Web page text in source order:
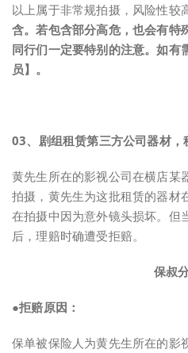
以上属于非常规拍摄，风险性较
含。若包含部分高危，也会有特
同行们一定要特别的注意。如有
员】。
03、 剧组租赁第三方公司器材
黄先生所在的影视公司在横店某
拍摄，黄先生为这批租赁的器材
在拍摄中因为意外镜头损坏。但
后，理赔时确遭受拒赔。
保叔
●拒赔原因：
保单被保险人为黄先生所在的影